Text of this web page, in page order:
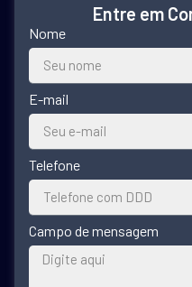
Entre em
Nome
E-mail
Telefone
Campo de mensagem